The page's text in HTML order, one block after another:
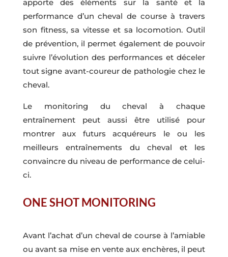
apporte des éléments sur la santé et la
performance d’un cheval de course à travers
son fitness, sa vitesse et sa locomotion. Outil
de prévention, il permet également de pouvoir
suivre l’évolution des performances et déceler
tout signe avant-coureur de pathologie chez le
cheval.
Le monitoring du cheval à chaque
entraînement peut aussi être utilisé pour
montrer aux futurs acquéreurs le ou les
meilleurs entraînements du cheval et les
convaincre du niveau de performance de celui-
ci.
ONE SHOT MONITORING
Avant l’achat d’un cheval de course à l’amiable
ou avant sa mise en vente aux enchères, il peut